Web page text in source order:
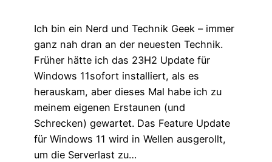
Ich bin ein Nerd und Technik Geek – immer
ganz nah dran an der neuesten Technik.
Früher hätte ich das 23H2 Update für
Windows 11sofort installiert, als es
herauskam, aber dieses Mal habe ich zu
meinem eigenen Erstaunen (und
Schrecken) gewartet. Das Feature Update
für Windows 11 wird in Wellen ausgerollt,
um die Serverlast zu…